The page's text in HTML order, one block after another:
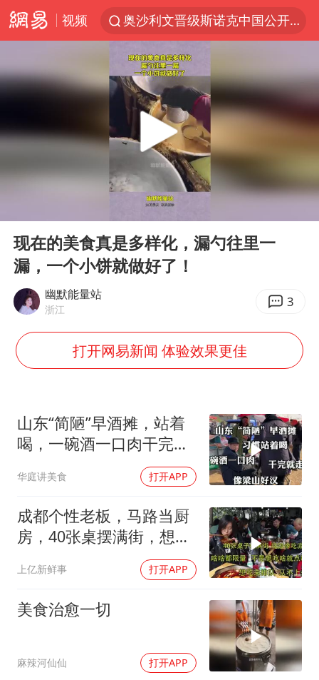
视频
奥沙利文晋级斯诺克中国公开赛16强
我国发现稀散金属独立新矿物——乌斯河锗矿
上海鼓励居家办公
部分银行上调存款利率
小沈阳加盟《披荆斩棘》
朱一龙的鼻子怎么了
大疆错失宇树
4.2平卫生间补漏注胶花1.55万
上海地铁4条线路全线停运
56岁刘奕君跟13岁女儿合跳
从科技创新看开局起步的时与势
Play
现在的美食真是多样化，漏勺往里一
漏，一个小饼就做好了！
幽默能量站
浙江 3
打开网易新闻 体验效果更佳
山东“简陋”早酒摊，站着
喝，一碗酒一口肉干完就
华庭讲美食 打开APP
成都个性老板，马路当厨
房，40张桌摆满街，想吃
上亿新鲜事 打开APP
美食治愈一切
麻辣河仙仙 打开APP